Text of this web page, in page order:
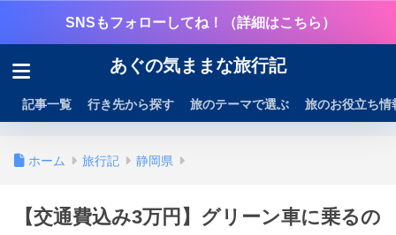
SNSもフォローしてね！（詳細はこちら）
あぐの気ままな旅行記
記事一覧 行き先から探す 旅のテーマで選ぶ 旅のお役立ち情
ホーム 旅行記 静岡県
【交通費込み3万円】グリーン車に乗るの